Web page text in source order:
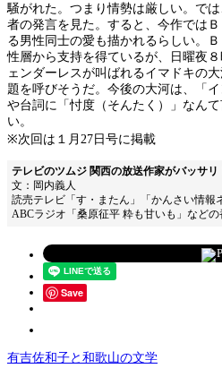
騒がれた。つまり情勢は厳しい。で
者の発言を見た。すると、今作では
る男性同士の愛も描かれるらしい。
性層から支持を得ているが、日曜夜
ェンダーレスが叫ばれるイマドキの
題を呼びそうだ。今後の大河は、「
や台詞に「忖度（そんたく）」なん
い。
※次回は１月27日号に掲載
テレビのツムジ 関西の放送作家がバッサリ
文：岡内義人
読売テレビ「す・またん」「かんさい情報
ABCラジオ「桑原征平 粋も甘いも」など
Save
有吉佐和子と和歌山の文学